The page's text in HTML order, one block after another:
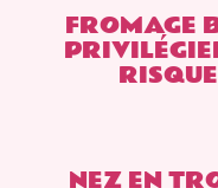
FROMAGE